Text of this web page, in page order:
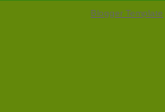
Blogger Template